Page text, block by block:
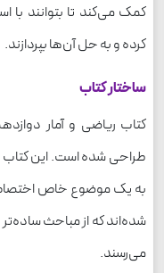
کمک می‌کند تا بتوانند با
کرده و به حل آن‌ها بپردازند.
ساختار کتاب
کتاب ریاضی و آمار
طراحی شده است. این
به یک موضوع خاص
شده‌اند که از مباحث
می‌رسند.